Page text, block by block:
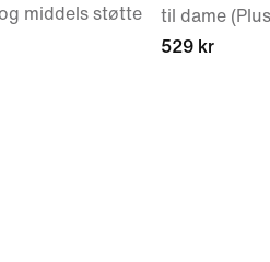
middels støtte
til dame
529 kr